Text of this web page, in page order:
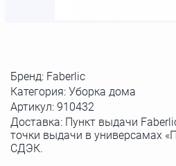
Бренд: Faberlic
Категория: Уборка дома
Артикул: 910432
Доставка: Пункт выдачи
точки выдачи в универсамах
СДЭК.